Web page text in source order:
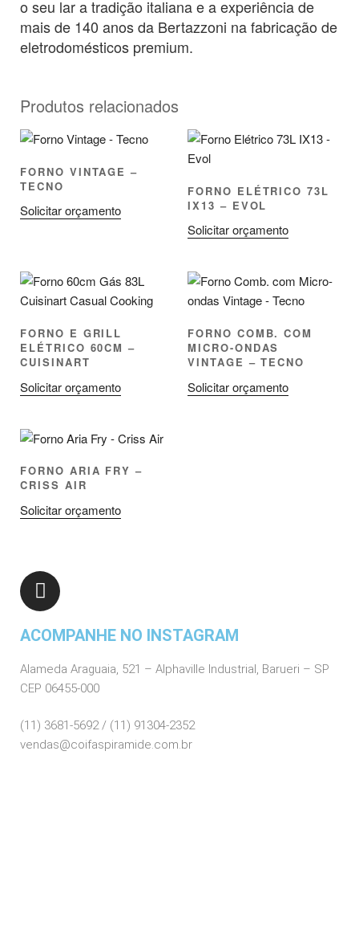
o seu lar a tradição italiana e a experiência de
mais de 140 anos da Bertazzoni na fabricação de
eletrodomésticos premium.
Produtos relacionados
FORNO VINTAGE –
TECNO
Solicitar orçamento
FORNO ELÉTRICO 73L
IX13 – EVOL
Solicitar orçamento
FORNO E GRILL
ELÉTRICO 60CM –
CUISINART
Solicitar orçamento
FORNO COMB. COM
MICRO-ONDAS
VINTAGE – TECNO
Solicitar orçamento
FORNO ARIA FRY –
CRISS AIR
Solicitar orçamento
ACOMPANHE NO INSTAGRAM
Alameda Araguaia, 521 – Alphaville Industrial, Barueri – SP
CEP 06455-000
(11) 3681-5692 / (11) 91304-2352
vendas@coifaspiramide.com.br